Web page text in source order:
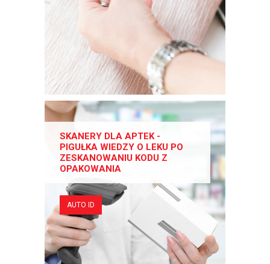
SKANERY DLA APTEK -
PIGUŁKA WIEDZY O LEKU PO
ZESKANOWANIU KODU Z
OPAKOWANIA
AUTO ID